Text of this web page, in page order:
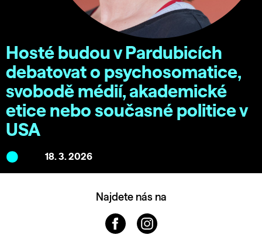
Hosté budou v Pardubicích
debatovat o psychosomatice,
svobodě médií, akademické
etice nebo současné politice v
USA
18. 3. 2026
Najdete nás na